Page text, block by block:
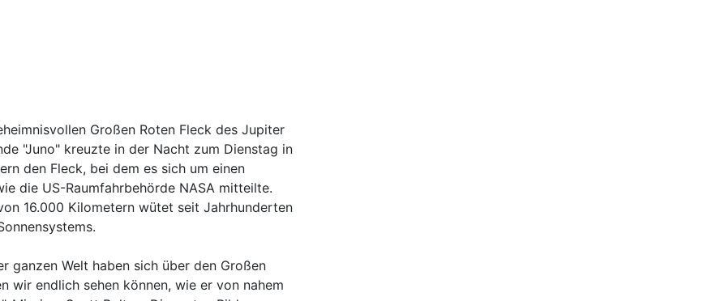
Großen Roten Fleck des Jupiter
"Juno" kreuzte in der Nacht zum Dienstag in
den Fleck, bei dem es sich um einen
die US-Raumfahrbehörde NASA mitteilte.
16.000 Kilometern wütet seit Jahrhunderten
ganzen Welt haben sich über den Großen
wir endlich sehen können, wie er von nahem